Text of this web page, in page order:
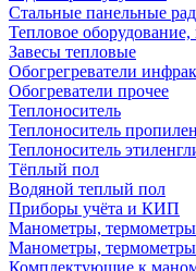
Стальные панельные
Тепловое
Завесы тепловые
Обогрегреватели
Обогреватели прочее
Теплоноситель
Теплоноситель
Теплоноситель
Тёплый пол
Водяной теплый пол
Приборы учёта и КИП
Манометры,
Манометры, термометры
Комплектующие к